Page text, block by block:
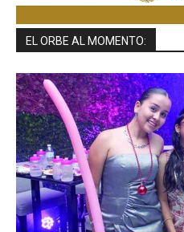
EL ORBE AL MOMENTO: